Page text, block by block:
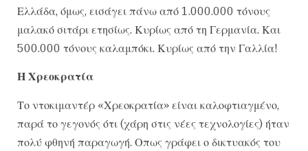
Ελλάδα, όμως, εισάγει πάνω από 1.000.000 τόνους
μαλακό σιτάρι ετησίως. Κυρίως από τη Γερμανία. Και
500.000 τόνους καλαμπόκι. Κυρίως από την Γαλλία!
Η Χρεοκρατία
Το ντοκιμαντέρ «Χρεοκρατία» είναι καλοφτιαγμένο,
παρά το γεγονός ότι (χάρη στις νέες τεχνολογίες) ήταν
πολύ φθηνή παραγωγή. Οπως γράφει ο δικτυακός του